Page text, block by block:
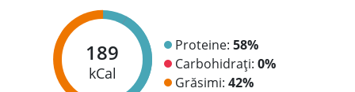
189
kCal
Proteine: 58%
Carbohidrați: 0%
Grăsimi: 42%